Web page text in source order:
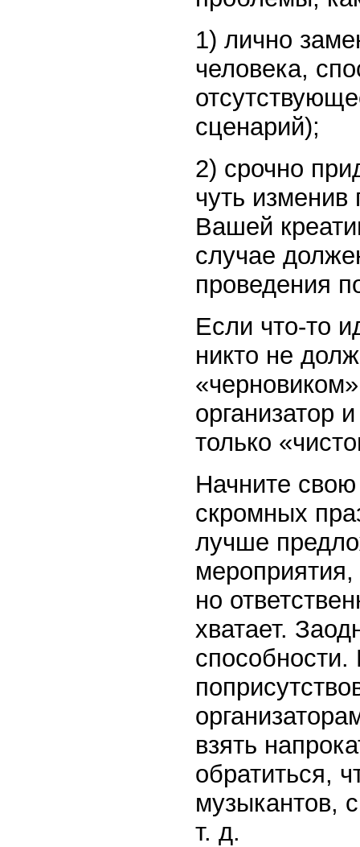
1) лично
человека,
сценарий);
2) срочно
чуть изменив
Вашей
случае
проведения
Если что-то
никто не
организатор
только
Начните свою
скромных
лучше
но
хватает.
взять
обратиться,
музыкантов,
т. д.